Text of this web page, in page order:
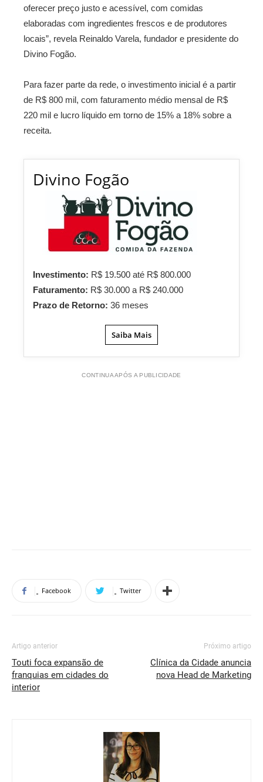
oferecer preço justo e acessível, com comidas
elaboradas com ingredientes frescos e de produtores
locais”, revela Reinaldo Varela, fundador e presidente do
Divino Fogão.
Para fazer parte da rede, o investimento inicial é a partir
de R$ 800 mil, com faturamento médio mensal de R$
220 mil e lucro líquido em torno de 15% a 18% sobre a
receita.
Divino Fogão
Investimento: R$ 19.500 até R$ 800.000
Faturamento: R$ 30.000 a R$ 240.000
Prazo de Retorno: 36 meses
Saiba Mais
CONTINUA APÓS A PUBLICIDADE
Facebook Twitter
Artigo anterior
Touti foca expansão de
franquias em cidades do
interior
Próximo artigo
Clínica da Cidade anuncia
nova Head de Marketing